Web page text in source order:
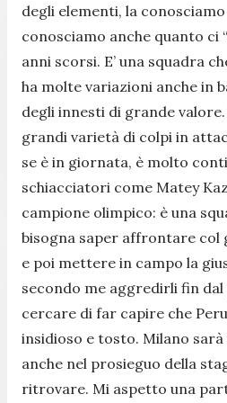
degli elementi, la
conosciamo anche quanto ci
anni scorsi. E’ una squadra
ha molte variazioni anche in
degli innesti di grande valore.
grandi varietà di colpi in
se è in giornata, è molto
schiacciatori come Matey
campione olimpico: è una
bisogna saper affrontare col
e poi mettere in campo la
secondo me aggredirli fin
cercare di far capire che
insidioso e tosto. Milano sarà
anche nel prosieguo della
ritrovare. Mi aspetto una